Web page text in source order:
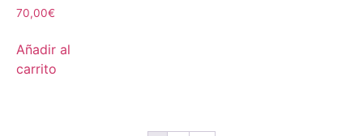
70,00€
Añadir al
carrito